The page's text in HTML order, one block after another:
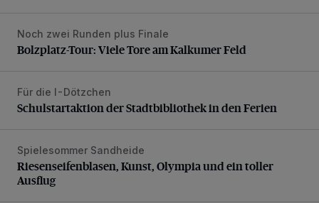
Bolzplatz-Tour: Viele Tore am Kalkumer Feld
Noch zwei Runden plus Finale
Bolzplatz-Tour: Viele Tore am Kalkumer Feld
Schulstartaktion der Stadtbibliothek in den Ferien
Für die I-Dötzchen
Schulstartaktion der Stadtbibliothek in den Ferien
Riesenseifenblasen, Kunst, Olympia und ein toller Ausflug
Spielesommer Sandheide
Riesenseifenblasen, Kunst, Olympia und ein toller
Ausflug